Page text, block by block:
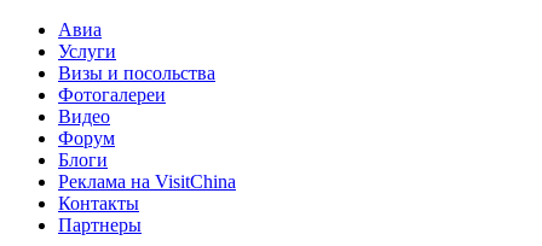
Авиа
Услуги
Визы и посольства
Фотогалереи
Видео
Форум
Блоги
Реклама на VisitChina
Контакты
Партнеры